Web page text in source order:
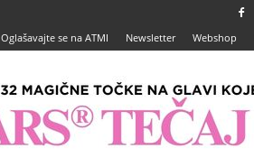
Oglašavajte se na ATMI Newsletter Webshop